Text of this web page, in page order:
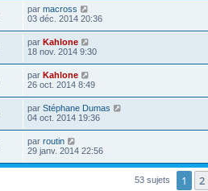
par macross
03 déc. 2014 20:36
par Kahlone
18 nov. 2014 9:30
par Kahlone
26 oct. 2014 8:49
par Stéphane Dumas
04 oct. 2014 19:36
par routin
29 janv. 2014 22:56
53 sujets 1 2